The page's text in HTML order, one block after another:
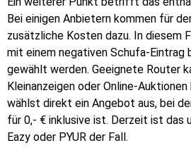
Bei einigen Anbietern kommen für
zusätzliche Kosten dazu. In diesem
mit einem negativen Schufa-Eintrag
gewählt werden. Geeignete Router
Kleinanzeigen oder Online-
wählst direkt ein Angebot aus, bei
für 0,- € inklusive ist. Derzeit ist das
Eazy oder PYUR der Fall.